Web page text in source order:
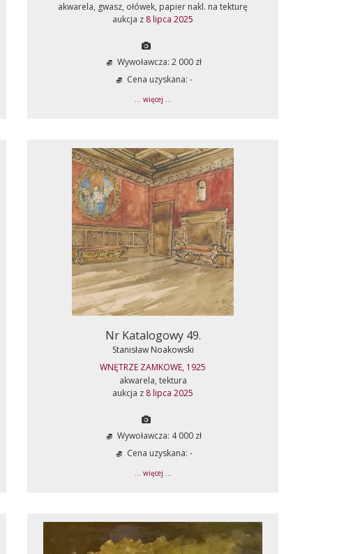
akwarela, gwasz, ołówek, papier nakl. na tekturę
aukcja z 8 lipca 2025
Wywoławcza: 2 000 zł
Cena uzyskana: -
... więcej ...
Nr Katalogowy 49.
Stanisław Noakowski
WNĘTRZE ZAMKOWE, 1925
akwarela, tektura
aukcja z 8 lipca 2025
Wywoławcza: 4 000 zł
Cena uzyskana: -
... więcej ...